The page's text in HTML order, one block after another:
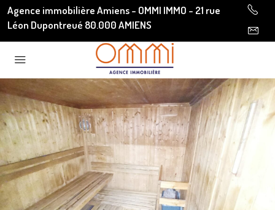
Agence immobilière Amiens - OMMI IMMO - 21 rue
Léon Dupontreué 80.000 AMIENS